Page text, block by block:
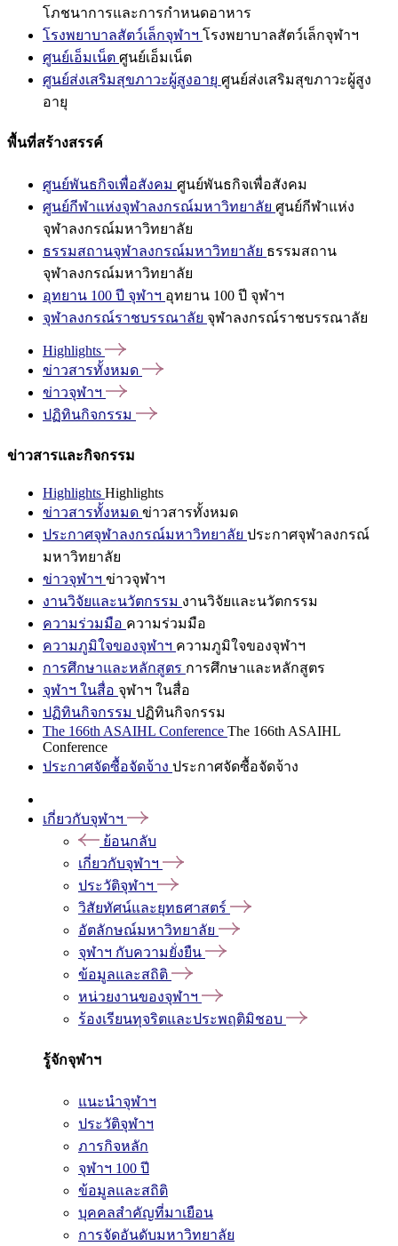
โภชนาการและการกำหนดอาหาร
โรงพยาบาลสัตว์เล็กจุฬาฯ โรงพยาบาลสัตว์เล็กจุฬาฯ
ศูนย์เอ็มเน็ต ศูนย์เอ็มเน็ต
ศูนย์ส่งเสริมสุขภาวะผู้สูงอายุ ศูนย์ส่งเสริมสุขภาวะผู้สูง
อายุ
พื้นที่สร้างสรรค์
ศูนย์พันธกิจเพื่อสังคม ศูนย์พันธกิจเพื่อสังคม
ศูนย์กีฬาแห่งจุฬาลงกรณ์มหาวิทยาลัย ศูนย์กีฬาแห่ง
จุฬาลงกรณ์มหาวิทยาลัย
ธรรมสถานจุฬาลงกรณ์มหาวิทยาลัย ธรรมสถาน
จุฬาลงกรณ์มหาวิทยาลัย
อุทยาน 100 ปี จุฬาฯ อุทยาน 100 ปี จุฬาฯ
จุฬาลงกรณ์ราชบรรณาลัย จุฬาลงกรณ์ราชบรรณาลัย
Highlights
ข่าวสารทั้งหมด
ข่าวจุฬาฯ
ปฏิทินกิจกรรม
ข่าวสารและกิจกรรม
Highlights Highlights
ข่าวสารทั้งหมด ข่าวสารทั้งหมด
ประกาศจุฬาลงกรณ์มหาวิทยาลัย ประกาศจุฬาลงกรณ์
มหาวิทยาลัย
ข่าวจุฬาฯ ข่าวจุฬาฯ
งานวิจัยและนวัตกรรม งานวิจัยและนวัตกรรม
ความร่วมมือ ความร่วมมือ
ความภูมิใจของจุฬาฯ ความภูมิใจของจุฬาฯ
การศึกษาและหลักสูตร การศึกษาและหลักสูตร
จุฬาฯ ในสื่อ จุฬาฯ ในสื่อ
ปฏิทินกิจกรรม ปฏิทินกิจกรรม
The 166th ASAIHL Conference The 166th ASAIHL
Conference
ประกาศจัดซื้อจัดจ้าง ประกาศจัดซื้อจัดจ้าง
เกี่ยวกับจุฬาฯ
ย้อนกลับ
เกี่ยวกับจุฬาฯ
ประวัติจุฬาฯ
วิสัยทัศน์และยุทธศาสตร์
อัตลักษณ์มหาวิทยาลัย
จุฬาฯ กับความยั่งยืน
ข้อมูลและสถิติ
หน่วยงานของจุฬาฯ
ร้องเรียนทุจริตและประพฤติมิชอบ
รู้จักจุฬาฯ
แนะนำจุฬาฯ
ประวัติจุฬาฯ
ภารกิจหลัก
จุฬาฯ 100 ปี
ข้อมูลและสถิติ
บุคคลสำคัญที่มาเยือน
การจัดอันดับมหาวิทยาลัย